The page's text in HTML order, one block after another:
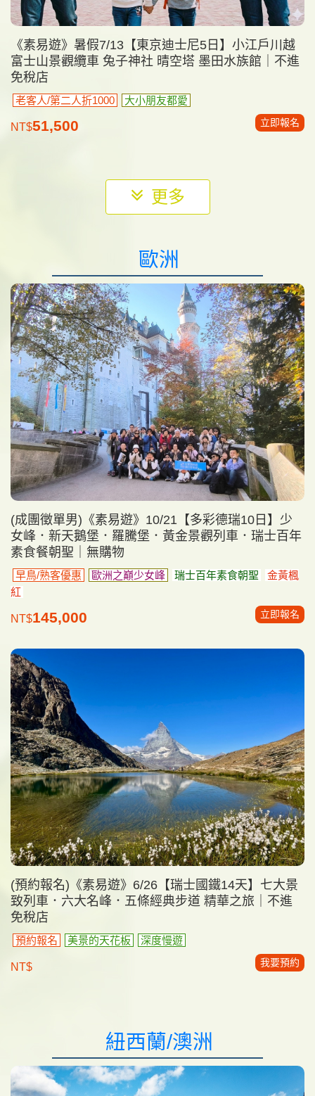
《素易遊》暑假7/13【東京迪士尼5日】小江戶川越
富士山景觀纜車 兔子神社 晴空塔 墨田水族館｜不進
免稅店
老客人/第二人折1000 大小朋友都愛
NT$51,500 立即報名
更多
歐洲
(成團徵單男)《素易遊》10/21【多彩德瑞10日】少
女峰．新天鵝堡．羅騰堡．黃金景觀列車．瑞士百年
素食餐朝聖｜無購物
早鳥/熟客優惠 歐洲之巔少女峰 瑞士百年素食朝聖
金黃楓
紅
NT$145,000 立即報名
(預約報名)《素易遊》6/26【瑞士國鐵14天】七大景
致列車．六大名峰．五條經典步道 精華之旅｜不進
免稅店
預約報名 美景的天花板 深度慢遊
NT$ 我要預約
紐西蘭/澳洲